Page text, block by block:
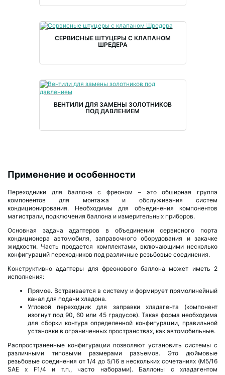
СЕРВИСНЫЕ ШТУЦЕРЫ С КЛАПАНОМ
ШРЕДЕРА
ВЕНТИЛИ ДЛЯ ЗАМЕНЫ ЗОЛОТНИКОВ
ПОД ДАВЛЕНИЕМ
Применение и особенности
Переходники для баллона с фреоном – это обширная группа
компонентов для монтажа и обслуживания систем
кондиционирования. Необходимы для объединения компонентов
магистрали, подключения баллона и измерительных приборов.
Основная задача адаптеров в объединении сервисного порта
кондиционера автомобиля, заправочного оборудования и закачке
жидкости. Часть продается комплектами, включающими несколько
конфигураций переходников под различные резьбовые соединения.
Конструктивно адаптеры для фреонового баллона может иметь 2
исполнения:
Прямое. Встраивается в систему и формирует прямолинейный
канал для подачи хладона.
Угловой переходник для заправки хладагента (компонент
изогнут под 90, 60 или 45 градусов). Такая форма необходима
для сборки контура определенной конфигурации, правильной
установки в ограниченных пространствах, как автомобильные.
Распространенные конфигурации позволяют установить системы с
различными типовыми размерами разъемов. Это дюймовые
резьбовые соединения от 1/4 до 5/16 в нескольких сочетаниях (M5/16
SAE x F1/4 и т.п., часто наборами). Баллоны с хладагентом